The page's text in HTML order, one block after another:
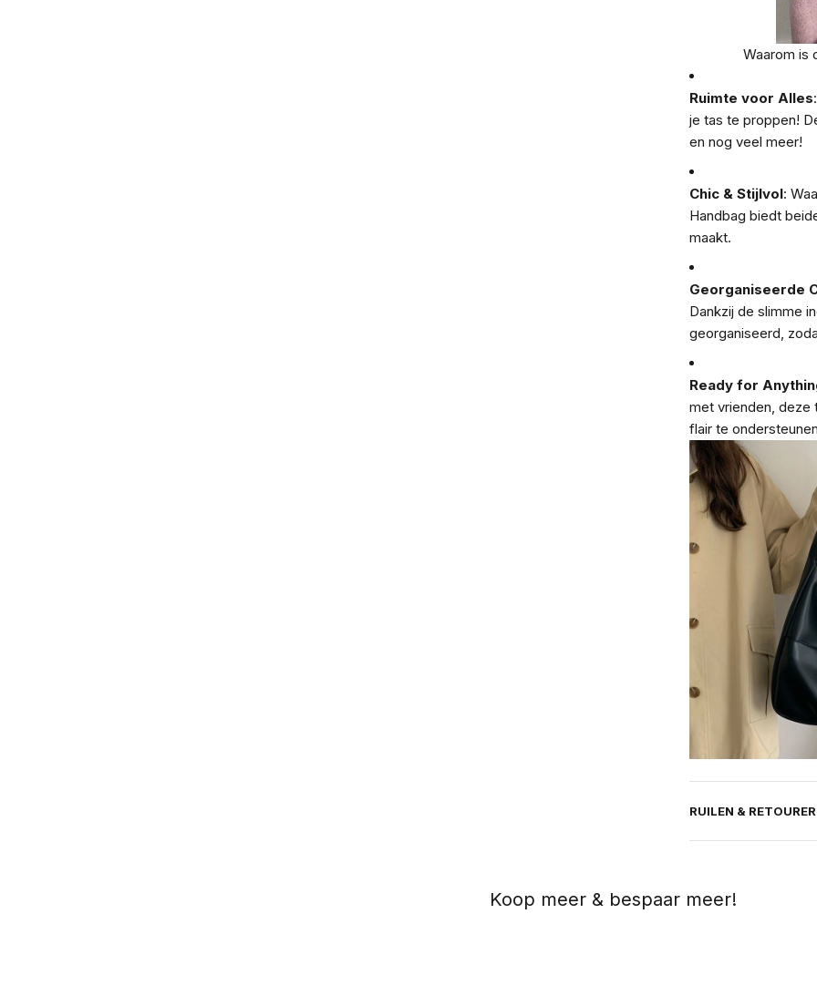
Waarom is
Ruimte voor Alles
je tas te proppen!
en nog veel meer!
Chic & Stijlvol:
Handbag biedt
maakt.
Georganiseerde
Dankzij de slimme
georganiseerd,
Ready for
met vrienden, deze
flair te
RUILEN &